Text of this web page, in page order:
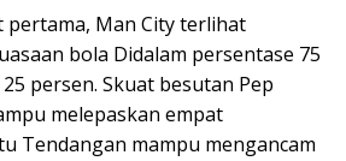
pertama, Man City terlihat
bola Didalam persentase 75
persen. Skuat besutan Pep
melepaskan empat
Tendangan mampu mengancam